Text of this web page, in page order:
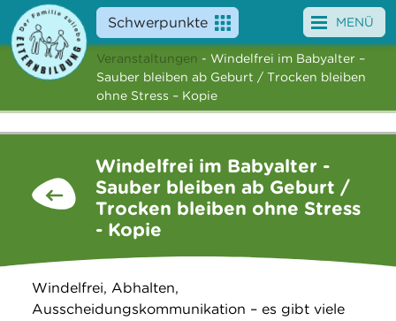
Schwerpunkte
Angebote
Veranstaltungen
Service
MENÜ
Veranstaltungen - Windelfrei im Babyalter –
Sauber bleiben ab Geburt / Trocken bleiben
ohne Stress – Kopie
Windelfrei im Babyalter -
Sauber bleiben ab Geburt /
Trocken bleiben ohne Stress
- Kopie
Windelfrei, Abhalten,
Ausscheidungskommunikation – es gibt viele